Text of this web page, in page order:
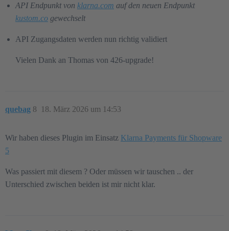
API Endpunkt von klarna.com auf den neuen Endpunkt
kustom.co gewechselt
API Zugangsdaten werden nun richtig validiert
Vielen Dank an Thomas von 426-upgrade!
quebag 18. März 2026 um 14:53
8
Wir haben dieses Plugin im Einsatz Klarna Payments für Shopware
5
Was passiert mit diesem ? Oder müssen wir tauschen .. der
Unterschied zwischen beiden ist mir nicht klar.